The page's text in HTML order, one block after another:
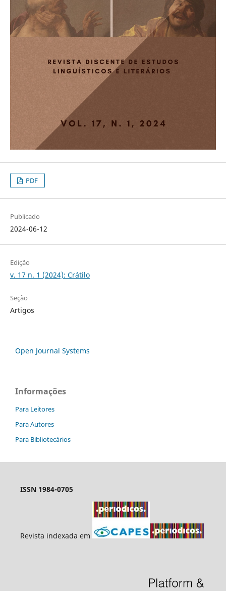
PDF
Publicado
2024-06-12
Edição
v. 17 n. 1 (2024): Crátilo
Seção
Artigos
Open Journal Systems
Informações
Para Leitores
Para Autores
Para Bibliotecários
ISSN 1984-0705
Revista indexada em